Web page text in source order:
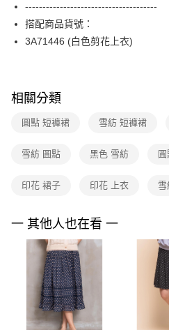
１．簡單：不需註冊會員、不需綁卡、不
２．便利：只要手機號碼，簡訊認證，即
２．訂單成立數日內，您將收到繳費通知
ATM／網路銀行／等多元方式進行付款，
後付繳納相關費用。
是否繳費成功／繳費後需取消欲退款等
【注意事項】
易，需依本服務之必要範圍內提供個人
權轉讓予恩沛科技股份有限公司。
２．關於個人資料處理事宜，請瀏覽以下
https://aftee.tw/terms/#terms3
３．未成年的使用者請事先徵得法定代
「AFTEE先享後付」，若未經同意申辦
任。
付款後全家FamilyMart取貨
每筆NT$90，滿NT$3,600(含以上)免
黑貓宅配
每筆NT$200，滿NT$8,000(含以上)
付款後門市自取
--------------------------------------
搭配商品貨號：
3A71446 (白色剪花上衣)
相關分類
圓點 短褲裙 雪紡 短褲裙
雪紡 圓點 黑色 雪紡
印花 裙子 印花 上衣
一 其他人也在看 一